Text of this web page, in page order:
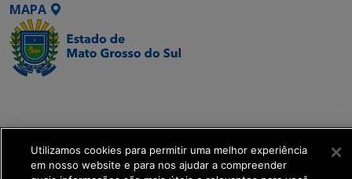
MAPA
Transformação Digital
get_footer();
Utilizamos cookies para permitir uma melhor experiência
em nosso website e para nos ajudar a compreender